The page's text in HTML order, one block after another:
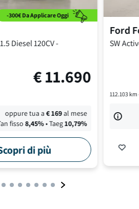
-300€ Da Applicare Oggi
1.5 Diesel 120CV-
€11.690
oppure tua a€169al mese
fisso 8,45%• Taeg10,79%
di più
Ford
SW
112.103km